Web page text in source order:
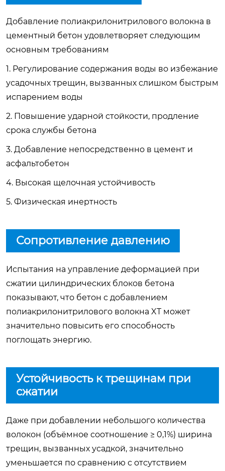
Добавление полиакрилонитрилового волокна в
цементный бетон удовлетворяет следующим
основным требованиям
1. Регулирование содержания воды во избежание
усадочных трещин, вызванных слишком быстрым
испарением воды
2. Повышение ударной стойкости, продление
срока службы бетона
3. Добавление непосредственно в цемент и
асфальтобетон
4. Высокая щелочная устойчивость
5. Физическая инертность
Сопротивление давлению
Испытания на управление деформацией при
сжатии цилиндрических блоков бетона
показывают, что бетон с добавлением
полиакрилонитрилового волокна XT может
значительно повысить его способность
поглощать энергию.
Устойчивость к трещинам при
сжатии
Даже при добавлении небольшого количества
волокон (объёмное соотношение ≥ 0,1%) ширина
трещин, вызванных усадкой, значительно
уменьшается по сравнению с отсутствием